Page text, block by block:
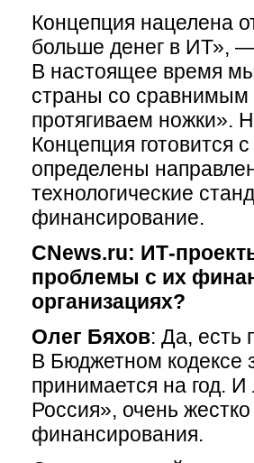
Концепция нацелена
больше денег в ИТ»,
В настоящее время
страны со сравнимым
протягиваем ножки».
Концепция готовится
определены
технологические
финансирование.
CNews.ru: ИТ-
проблемы с их
организациях?
Олег Бяхов: Да, есть
В Бюджетном кодексе
принимается на год.
Россия», очень
финансирования.